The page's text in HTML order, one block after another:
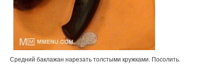
Средний баклажан нарезать толстыми кружками. Посолить.